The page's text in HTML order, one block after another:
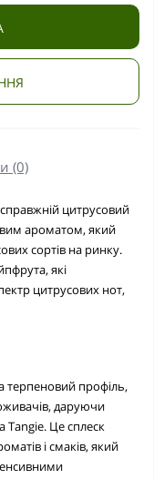
(0)
цитрусовий
ароматом, який
сортів на ринку.
які
цитрусових нот,
терпеновий профіль,
даруючи
Tangie. Це сплеск
і смаків, який